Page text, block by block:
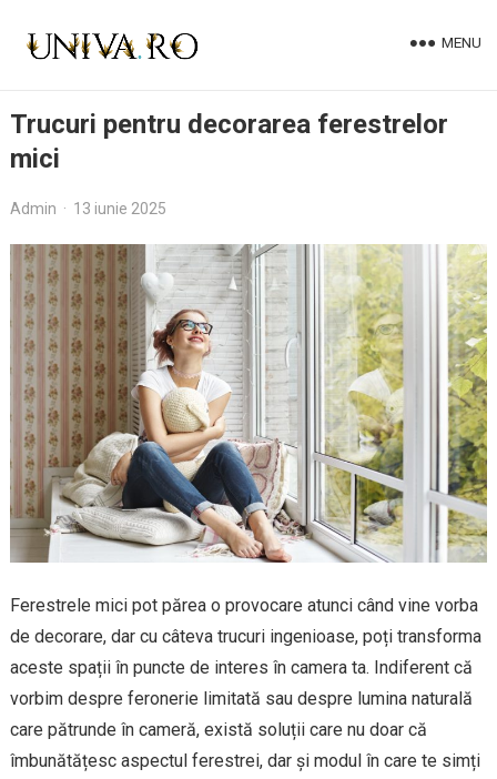
MENU
Trucuri pentru decorarea ferestrelor
mici
Admin · 13 iunie 2025
Ferestrele mici pot părea o provocare atunci când vine vorba
de decorare, dar cu câteva trucuri ingenioase, poți transforma
aceste spații în puncte de interes în camera ta. Indiferent că
vorbim despre feronerie limitată sau despre lumina naturală
care pătrunde în cameră, există soluții care nu doar că
îmbunătățesc aspectul ferestrei, dar și modul în care te simți